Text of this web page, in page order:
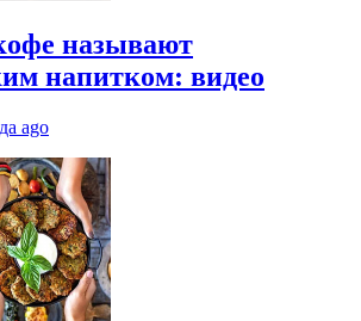
называют
напитком: видео
ago